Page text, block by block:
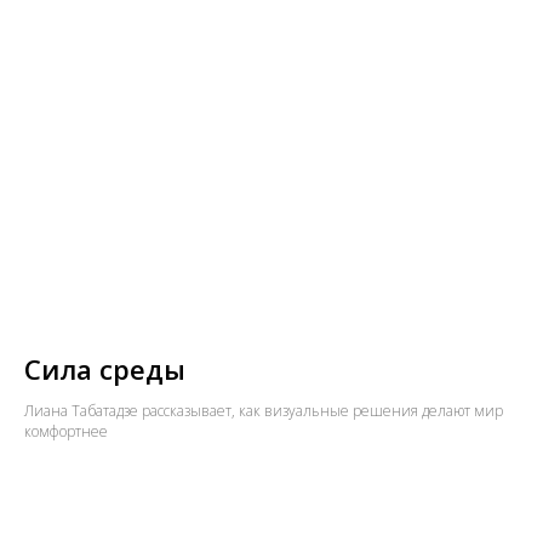
Сила среды
Лиана Табатадзе рассказывает, как визуальные решения делают мир
комфортнее